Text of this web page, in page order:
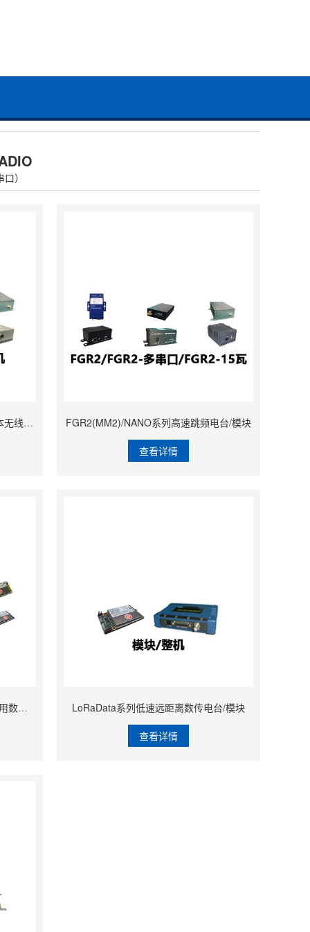
）
Mesh900(P900)系列微体积、低成本无线数据/语音传输 FGR2(MM2)/NANO系列高速跳频电台/模块
查看详情
DATA系列简易数传电台/TRX系列通用数传模块 LoRaData系列低速远距离数传电台/模块
查看详情